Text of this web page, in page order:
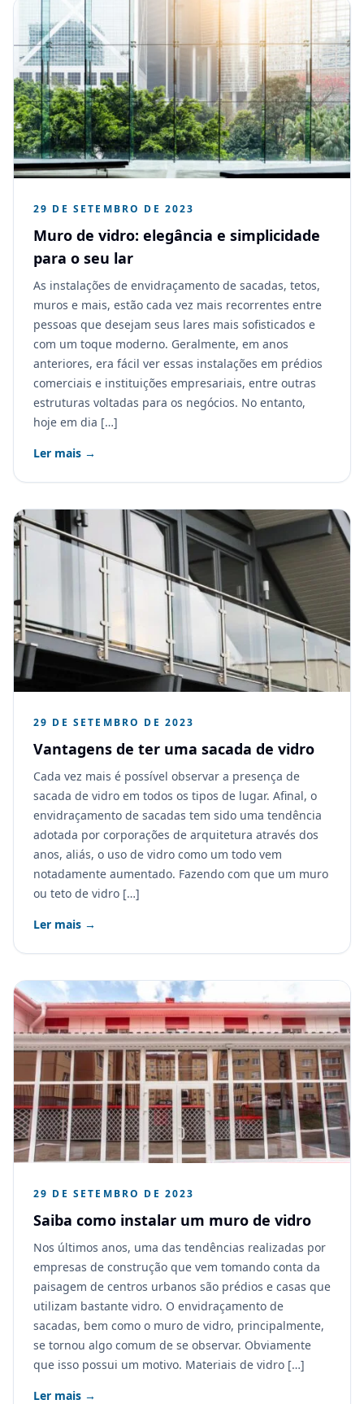
29 DE SETEMBRO DE 2023
Muro de vidro: elegância e simplicidade
para o seu lar
As instalações de envidraçamento de sacadas, tetos,
muros e mais, estão cada vez mais recorrentes entre
pessoas que desejam seus lares mais sofisticados e
com um toque moderno. Geralmente, em anos
anteriores, era fácil ver essas instalações em prédios
comerciais e instituições empresariais, entre outras
estruturas voltadas para os negócios. No entanto,
hoje em dia […]
Ler mais →
29 DE SETEMBRO DE 2023
Vantagens de ter uma sacada de vidro
Cada vez mais é possível observar a presença de
sacada de vidro em todos os tipos de lugar. Afinal, o
envidraçamento de sacadas tem sido uma tendência
adotada por corporações de arquitetura através dos
anos, aliás, o uso de vidro como um todo vem
notadamente aumentado. Fazendo com que um muro
ou teto de vidro […]
Ler mais →
29 DE SETEMBRO DE 2023
Saiba como instalar um muro de vidro
Nos últimos anos, uma das tendências realizadas por
empresas de construção que vem tomando conta da
paisagem de centros urbanos são prédios e casas que
utilizam bastante vidro. O envidraçamento de
sacadas, bem como o muro de vidro, principalmente,
se tornou algo comum de se observar. Obviamente
que isso possui um motivo. Materiais de vidro […]
Ler mais →